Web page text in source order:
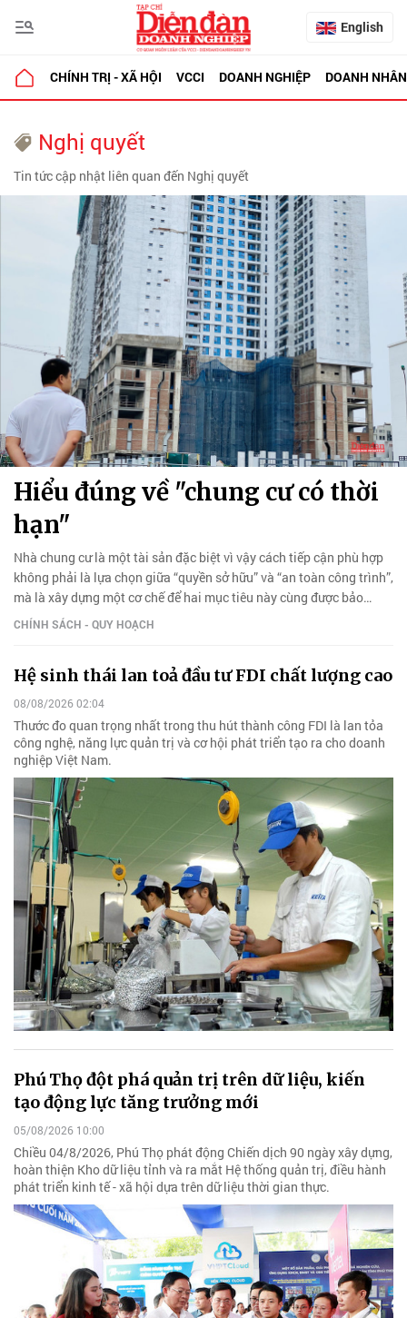
English
CHÍNH TRỊ - XÃ HỘI VCCI DOANH NGHIỆP DOANH NHÂN
Nghị quyết
Tin tức cập nhật liên quan đến Nghị quyết
Hiểu đúng về "chung cư có thời
hạn"
Nhà chung cư là một tài sản đặc biệt vì vậy cách tiếp cận phù hợp
không phải là lựa chọn giữa “quyền sở hữu” và “an toàn công trình”,
mà là xây dựng một cơ chế để hai mục tiêu này cùng được bảo
đảm.
CHÍNH SÁCH - QUY HOẠCH
Hệ sinh thái lan toả đầu tư FDI chất lượng cao
08/08/2026 02:04
Thước đo quan trọng nhất trong thu hút thành công FDI là lan tỏa
công nghệ, năng lực quản trị và cơ hội phát triển tạo ra cho doanh
nghiệp Việt Nam.
Phú Thọ đột phá quản trị trên dữ liệu, kiến
tạo động lực tăng trưởng mới
05/08/2026 10:00
Chiều 04/8/2026, Phú Thọ phát động Chiến dịch 90 ngày xây dựng,
hoàn thiện Kho dữ liệu tỉnh và ra mắt Hệ thống quản trị, điều hành
phát triển kinh tế - xã hội dựa trên dữ liệu thời gian thực.